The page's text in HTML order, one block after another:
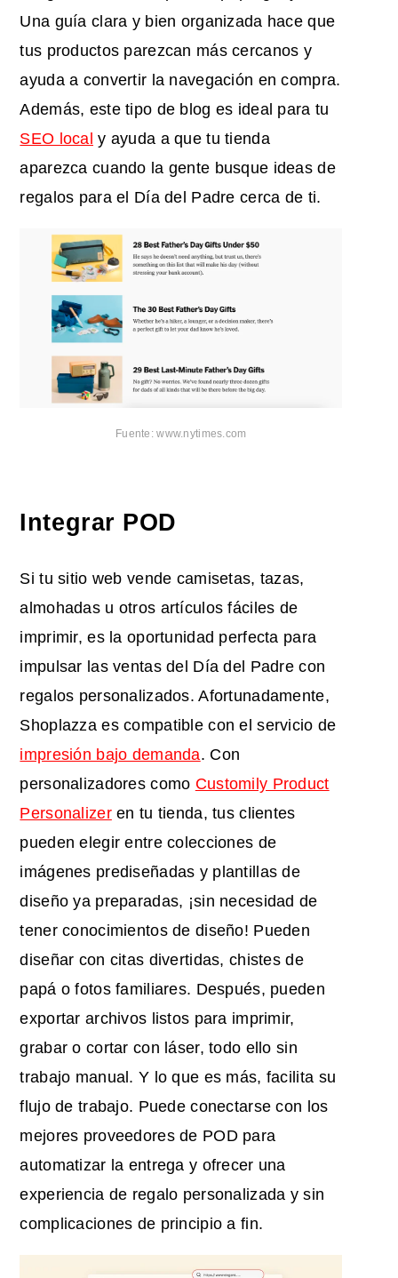
Una guía clara y bien organizada hace que
tus productos parezcan más cercanos y
ayuda a convertir la navegación en compra.
Además, este tipo de blog es ideal para tu
SEO local y ayuda a que tu tienda
aparezca cuando la gente busque ideas de
regalos para el Día del Padre cerca de ti.
Fuente: www.nytimes.com
Integrar POD
Si tu sitio web vende camisetas, tazas,
almohadas u otros artículos fáciles de
imprimir, es la oportunidad perfecta para
impulsar las ventas del Día del Padre con
regalos personalizados. Afortunadamente,
Shoplazza es compatible con el servicio de
impresión bajo demanda. Con
personalizadores como Customily Product
Personalizeren tu tienda, tus clientes
pueden elegir entre colecciones de
imágenes prediseñadas y plantillas de
diseño ya preparadas, ¡sin necesidad de
tener conocimientos de diseño! Pueden
diseñar con citas divertidas, chistes de
papá o fotos familiares. Después, pueden
exportar archivos listos para imprimir,
grabar o cortar con láser, todo ello sin
trabajo manual. Y lo que es más, facilita su
flujo de trabajo. Puede conectarse con los
mejores proveedores de POD para
automatizar la entrega y ofrecer una
experiencia de regalo personalizada y sin
complicaciones de principio a fin.